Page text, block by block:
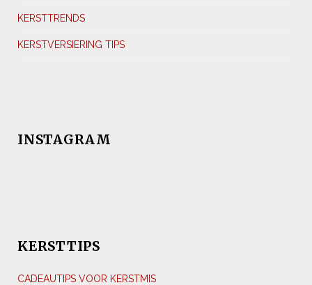
KERSTTRENDS
KERSTVERSIERING TIPS
INSTAGRAM
KERSTTIPS
CADEAUTIPS VOOR KERSTMIS